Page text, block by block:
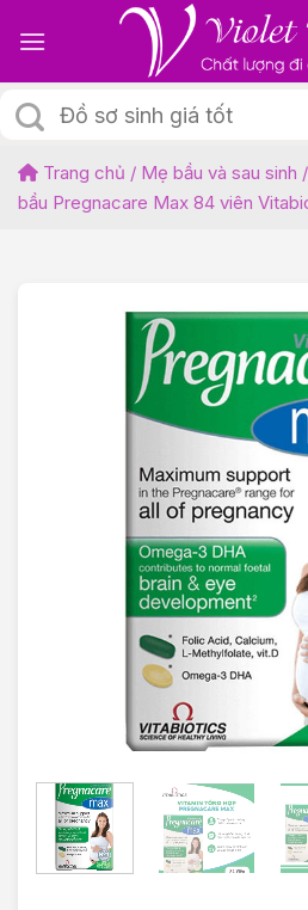
Tìm
kiếm:
Trang chủ / Mẹ bầu và sau sinh /
bầu Pregnacare Max 84 viên